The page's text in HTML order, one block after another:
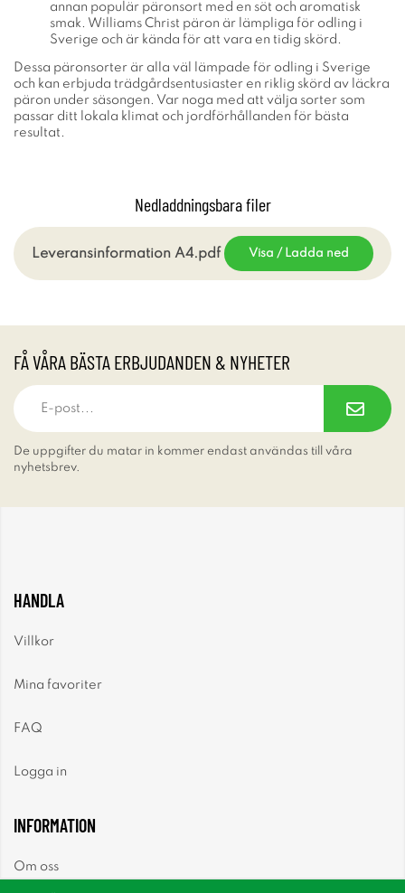
annan populär päronsort med en söt och aromatisk
smak. Williams Christ päron är lämpliga för odling i
Sverige och är kända för att vara en tidig skörd.
Dessa päronsorter är alla väl lämpade för odling i Sverige
och kan erbjuda trädgårdsentusiaster en riklig skörd av läckra
päron under säsongen. Var noga med att välja sorter som
passar ditt lokala klimat och jordförhållanden för bästa
resultat.
Nedladdningsbara filer
Leveransinformation A4.pdf Visa / Ladda ned
FÅ VÅRA BÄSTA ERBJUDANDEN & NYHETER
De uppgifter du matar in kommer endast användas till våra
nyhetsbrev.
HANDLA
Villkor
Mina favoriter
FAQ
Logga in
INFORMATION
Om oss